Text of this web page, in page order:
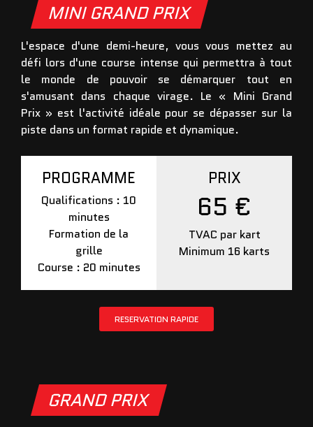
MINI GRAND PRIX
L'espace d'une demi-heure, vous vous mettez au
défi lors d'une course intense qui permettra à tout
le monde de pouvoir se démarquer tout en
s'amusant dans chaque virage. Le « Mini Grand
Prix » est l'activité idéale pour se dépasser sur la
piste dans un format rapide et dynamique.
PROGRAMME
Qualifications : 10
minutes
Formation de la
grille
Course : 20 minutes
PRIX
65 €
TVAC par kart
Minimum 16 karts
RESERVATION RAPIDE
GRAND PRIX